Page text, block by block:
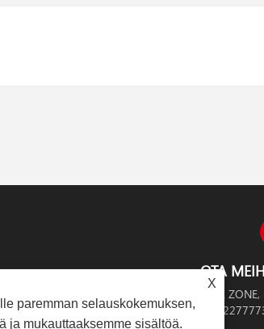
OTA
FENGYING ROAD, BEIFENG INDUSTRIAL
+86-595-
X
paremman selauskokemuksen,
ja mukauttaaksemme sisältöä.